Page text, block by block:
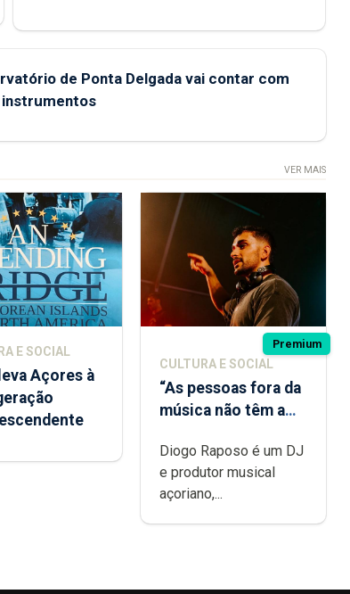
de Ponta Delgada vai contar com
instrumentos
VER MAIS
E SOCIAL
Açores à
Premium
CULTURA E SOCIAL
“As pessoas fora da
música não têm a
difícil é produzir
uma música”
Diogo Raposo é um DJ
e produtor musical
açoriano,...